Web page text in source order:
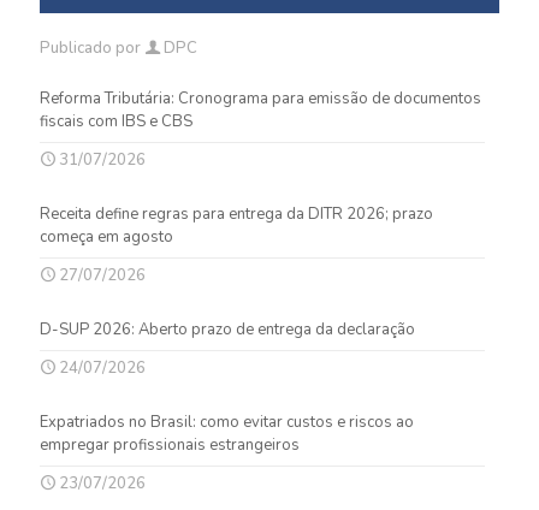
Publicado por DPC
Reforma Tributária: Cronograma para emissão de documentos
fiscais com IBS e CBS
31/07/2026
Receita define regras para entrega da DITR 2026; prazo
começa em agosto
27/07/2026
D-SUP 2026: Aberto prazo de entrega da declaração
24/07/2026
Expatriados no Brasil: como evitar custos e riscos ao
empregar profissionais estrangeiros
23/07/2026